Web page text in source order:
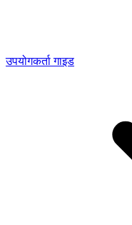
उपयोगकर्ता गाइड